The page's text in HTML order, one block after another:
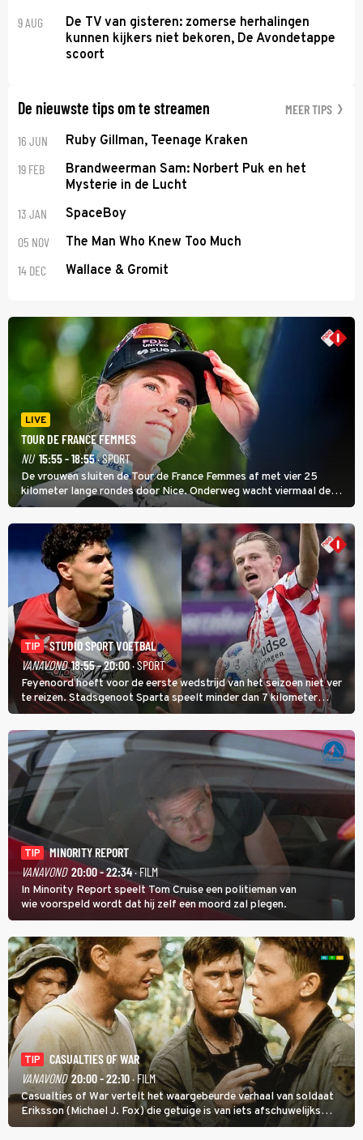
9 AUG
De TV van gisteren: zomerse herhalingen
kunnen kijkers niet bekoren, De Avondetappe
scoort
De nieuwste tips om te streamen MEER TIPS
16 JUN Ruby Gillman, Teenage Kraken
19 FEB
Brandweerman Sam: Norbert Puk en het
Mysterie in de Lucht
13 JAN SpaceBoy
05 NOV The Man Who Knew Too Much
14 DEC Wallace & Gromit
LIVE
TOUR DE FRANCE FEMMES
NU 15:55 - 18:55· SPORT
De vrouwen sluiten de Tour de France Femmes af met vier 25
kilometer lange rondes door Nice. Onderweg wacht viermaal de
zware Col d'Èze. Aan de finish op de Promenade des Anglais krijgt
de eindwinnaar de laatste gele trui.
TIP
STUDIO SPORT VOETBAL
VANAVOND 18:55 - 20:00· SPORT
Feyenoord hoeft voor de eerste wedstrijd van het seizoen niet ver
te reizen. Stadsgenoot Sparta speelt minder dan 7 kilometer
verderop. Feyenoord trok de Spaanse spits Nacho Ferri aan van
KVC Westerlo uit België.
TIP
MINORITY REPORT
VANAVOND 20:00 - 22:34· FILM
In Minority Report speelt Tom Cruise een politieman van
wie voorspeld wordt dat hij zelf een moord zal plegen.
TIP
CASUALTIES OF WAR
VANAVOND 20:00 - 22:10· FILM
Casualties of War vertelt het waargebeurde verhaal van soldaat
Eriksson (Michael J. Fox) die getuige is van iets afschuwelijks
tijdens de Vietnamoorlog. Hij besluit uit de school te klappen.